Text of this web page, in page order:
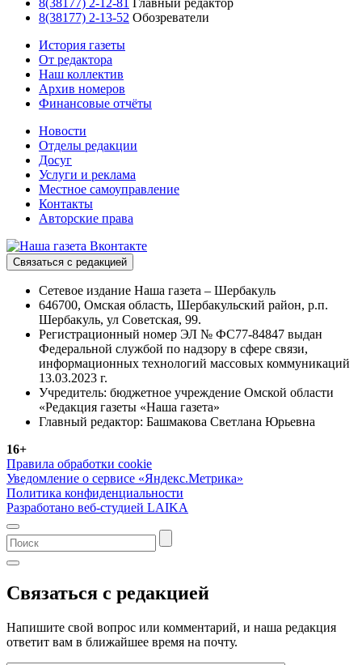
8(38177) 2-13-52 Обозреватели
История газеты
От редактора
Наш коллектив
Архив номеров
Финансовые отчёты
Новости
Отделы редакции
Досуг
Услуги и реклама
Местное самоуправление
Контакты
Авторские права
Связаться с редакцией
Сетевое издание Наша газета – Шербакуль
646700, Омская область, Шербакульский район, р.п.
Шербакуль, ул Советская, 99.
Регистрационный номер ЭЛ № ФС77-84847 выдан
Федеральной службой по надзору в сфере связи,
информационных технологий массовых коммуникаций
13.03.2023 г.
Учредитель: бюджетное учреждение Омской области
«Редакция газеты «Наша газета»
Главный редактор: Башмакова Светлана Юрьевна
16+
Правила обработки cookie
Уведомление о сервисе «Яндекс.Метрика»
Политика конфиденциальности
Разработано веб-студией LAIKA
Связаться с редакцией
Напишите свой вопрос или комментарий, и наша редакция
ответит вам в ближайшее время на почту.